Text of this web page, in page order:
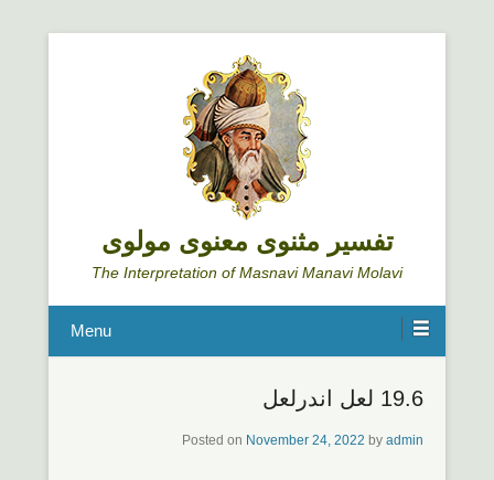
تفسیر مثنوی معنوی مولوی
The Interpretation of Masnavi Manavi Molavi
Menu
19.6 لعل اندرلعل
Posted on November 24, 2022 by admin